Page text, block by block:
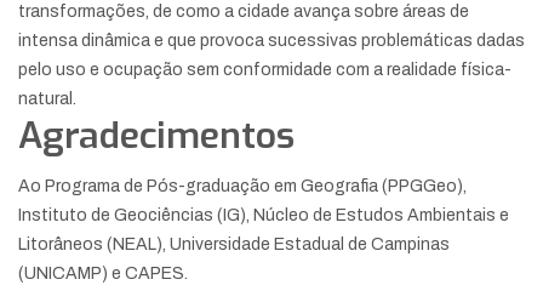
transformações, de como a cidade avança sobre áreas de
intensa dinâmica e que provoca sucessivas problemáticas dadas
pelo uso e ocupação sem conformidade com a realidade física-
natural.
Agradecimentos
Ao Programa de Pós-graduação em Geografia (PPGGeo),
Instituto de Geociências (IG), Núcleo de Estudos Ambientais e
Litorâneos (NEAL), Universidade Estadual de Campinas
(UNICAMP) e CAPES.